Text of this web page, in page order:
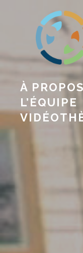
À PROPOS
L’ÉQUIPE